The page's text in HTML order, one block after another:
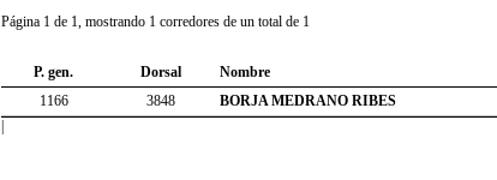
Página 1 de 1, mostrando 1 corredores de un total de 1
P. gen. Dorsal Nombre
1166
3848 BORJA MEDRANO RIBES
|